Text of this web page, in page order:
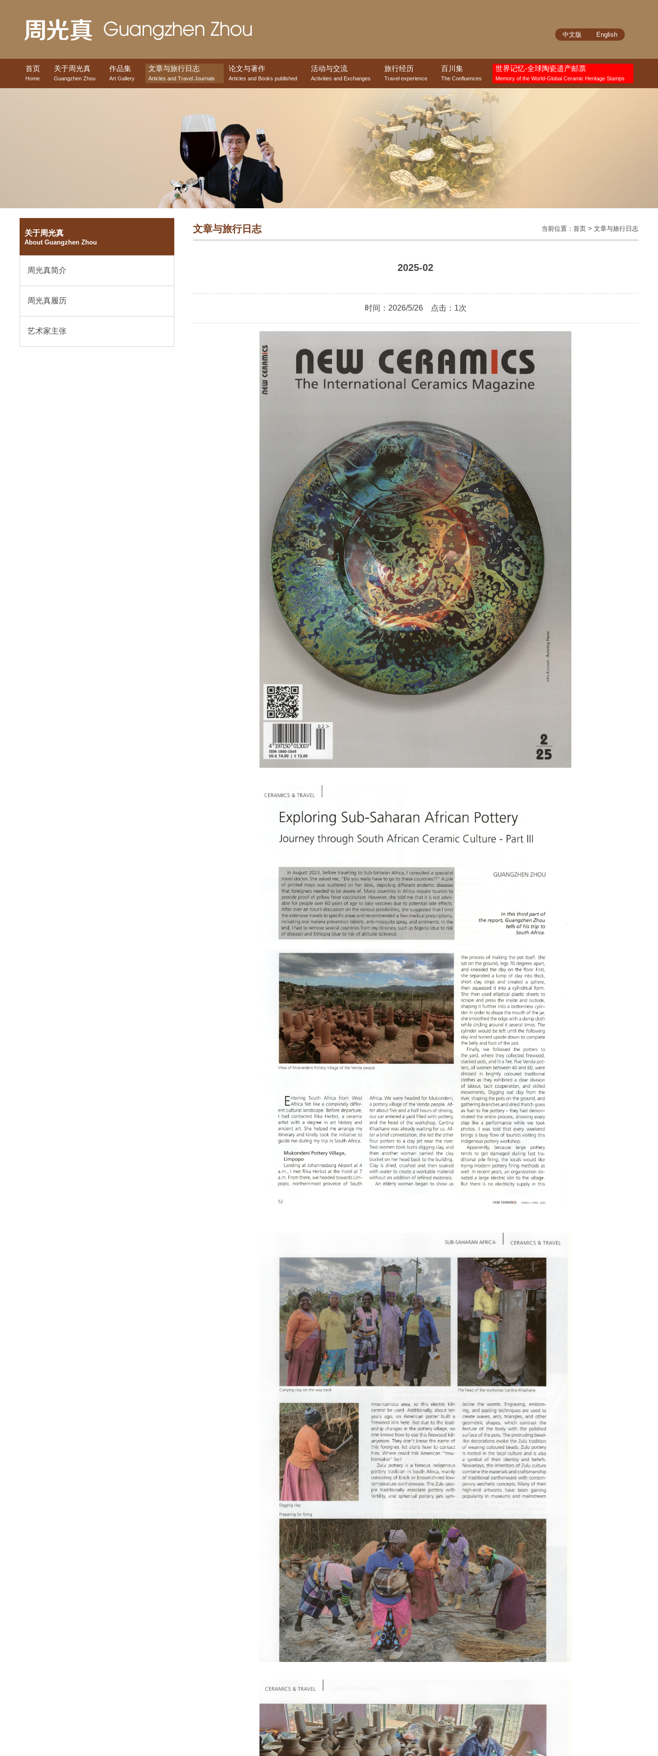
中文版 English
首页
Home
关于周光真
Guangzhen Zhou
作品集
Art Gallery
文章与旅行日志
Articles and Travel Journals
论文与著作
Articles and Books published
活动与交流
Activities and Exchanges
旅行经历
Travel experience
百川集
The Confluences
世界记忆-全球陶瓷遗产邮票
Memory of the World-Global Ceramic Heritage Stamps
关于周光真
About Guangzhen Zhou
周光真简介
周光真履历
艺术家主张
文章与旅行日志 当前位置： 首页> 文章与旅行日志
2025-02
时间：2026/5/26 点击： 1次